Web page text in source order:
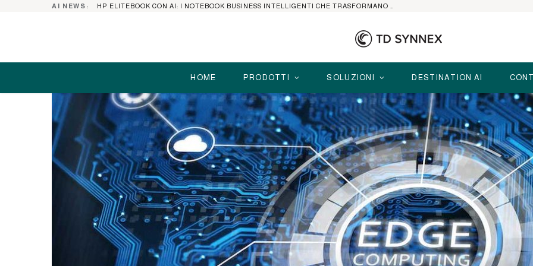
AI NEWS:
HOME PRODOTTI SOLUZIONI DESTINATION AI